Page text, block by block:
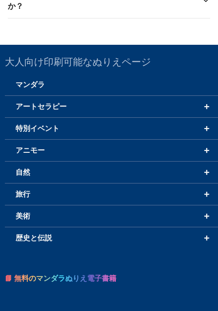
か？
大人向け印刷可能なぬりえページ
マンダラ
+
アートセラピー
+
特別イベント
+
アニモー
+
自然
+
旅行
+
美術
+
歴史と伝説
📘 無料のマンダラぬりえ電子書籍